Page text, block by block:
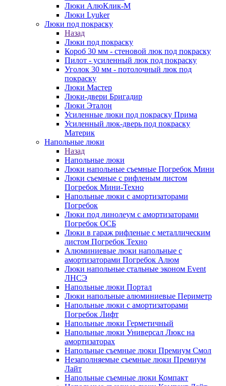
Люки АлюКлик-М
Люки Lyuker
Люки под покраску
Назад
Люки под покраску
Короб 30 мм - стеновой люк под покраску
Пилот - усиленный люк под покраску
Уголок 30 мм - потолочный люк под
покраску
Люки Мастер
Люки-двери Бригадир
Люки Эталон
Усиленные люки под покраску Прима
Усиленный люк-дверь под покраску
Материк
Напольные люки
Назад
Напольные люки
Люки напольные съемные Погребок Мини
Люки съемные с рифленым листом
Погребок Мини-Техно
Напольные люки с амортизаторами
Погребок
Люки под линолеум с амортизаторами
Погребок ОСБ
Люки в гараж рифленые с металлическим
листом Погребок Техно
Алюминиевые люки напольные с
амортизаторами Погребок Алюм
Люки напольные стальные эконом Event
ЛНСЭ
Напольные люки Портал
Люки напольные алюминиевые Периметр
Напольные люки с амортизаторами
Погребок Лифт
Напольные люки Герметичный
Напольные люки Универсал Люкс на
амортизаторах
Напольные съемные люки Премиум Смол
Незаполняемые съемные люки Премиум
Лайт
Напольные съемные люки Компакт